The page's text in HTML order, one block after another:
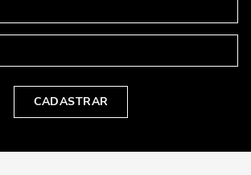
CADASTRAR